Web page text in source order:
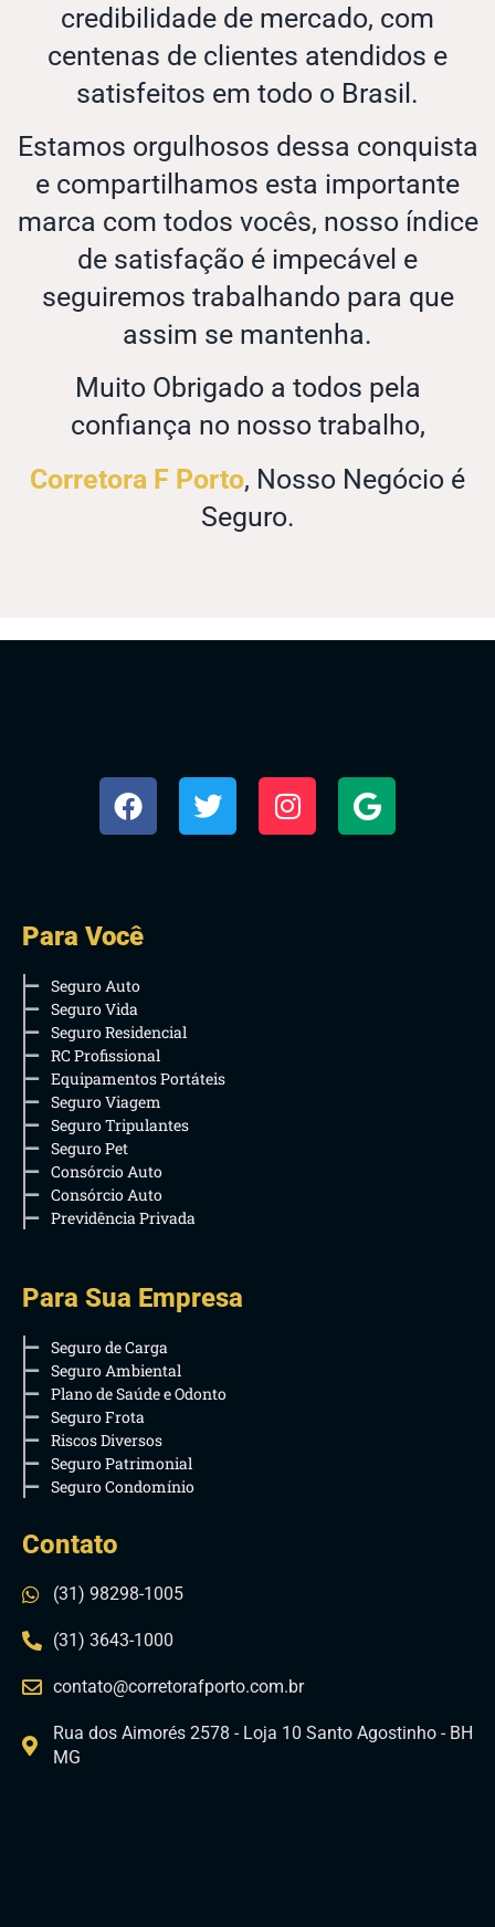
credibilidade de mercado, com
centenas de clientes atendidos e
satisfeitos em todo o Brasil.
Estamos orgulhosos dessa conquista
e compartilhamos esta importante
marca com todos vocês, nosso índice
de satisfação é impecável e
seguiremos trabalhando para que
assim se mantenha.
Muito Obrigado a todos pela
confiança no nosso trabalho,
Corretora F Porto, Nosso Negócio é
Seguro.
Para Você
Seguro Auto
Seguro Vida
Seguro Residencial
RC Profissional
Equipamentos Portáteis
Seguro Viagem
Seguro Tripulantes
Seguro Pet
Consórcio Auto
Consórcio Auto
Previdência Privada
Para Sua Empresa
Seguro de Carga
Seguro Ambiental
Plano de Saúde e Odonto
Seguro Frota
Riscos Diversos
Seguro Patrimonial
Seguro Condomínio
Contato
(31) 98298-1005
(31) 3643-1000
contato@corretorafporto.com.br
Rua dos Aimorés 2578 - Loja 10 Santo Agostinho - BH
MG